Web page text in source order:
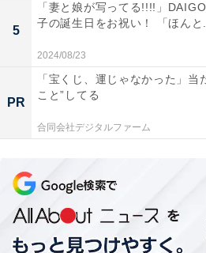
5
「妻と娘が写ってる!!!!」
子の誕生日をお祝い！ 「ほんと
2024/08/23
PR
「宝くじ、運じゃなかった」当
こと”してる
合同会社デジタルファーム